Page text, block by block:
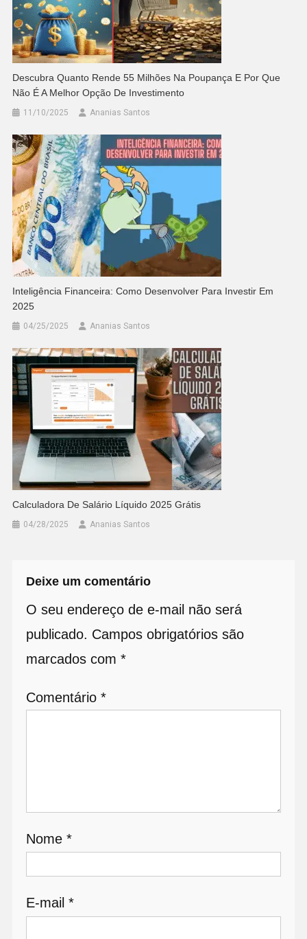
Descubra Quanto Rende 55 Milhões Na Poupança E Por Que
Não É A Melhor Opção De Investimento
11/10/2025 Ananias Santos
Inteligência Financeira: Como Desenvolver Para Investir Em
2025
04/25/2025 Ananias Santos
Calculadora De Salário Líquido 2025 Grátis
04/28/2025 Ananias Santos
Deixe um comentário
O seu endereço de e-mail não será
publicado. Campos obrigatórios são
marcados com *
Comentário *
Nome *
E-mail *